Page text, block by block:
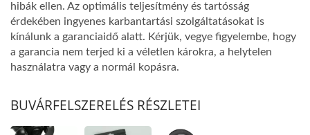
hibák ellen. Az optimális teljesítmény és tartósság
érdekében ingyenes karbantartási szolgáltatásokat is
kínálunk a garanciaidő alatt. Kérjük, vegye figyelembe, hogy
a garancia nem terjed ki a véletlen károkra, a helytelen
használatra vagy a normál kopásra.
BUVÁRFELSZERELÉS RÉSZLETEI